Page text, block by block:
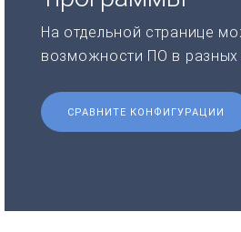
На отдельной странице
возможности ПО в разных
СРАВНИТЕ КОНФИГУРАЦИИ